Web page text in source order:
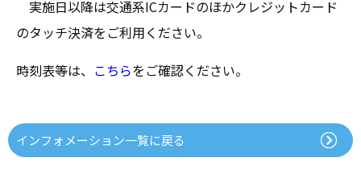
実施日以降は交通系ICカードのほかクレジットカード
のタッチ決済をご利用ください。
時刻表等は、 こちらをご確認ください。
インフォメーション一覧に戻る